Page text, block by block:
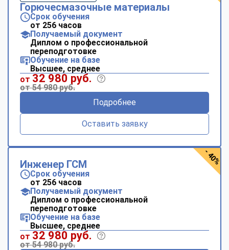
Горючесмазочные материалы
Срок обучения
от 256 часов
Получаемый документ
Диплом о профессиональной
переподготовке
Обучение на базе
Высшее, среднее
от 32 980 руб.
от 54 980 руб.
Подробнее
Оставить заявку
Инженер ГСМ
Срок обучения
от 256 часов
Получаемый документ
Диплом о профессиональной
переподготовке
Обучение на базе
Высшее, среднее
от 32 980 руб.
от 54 980 руб.
- 40%